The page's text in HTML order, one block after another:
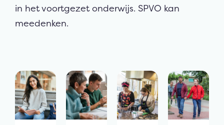
in het voortgezet onderwijs. SPVO kan
meedenken.